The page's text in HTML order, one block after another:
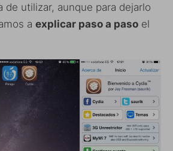
de utilizar, aunque para dejarlo
a explicar paso a paso el